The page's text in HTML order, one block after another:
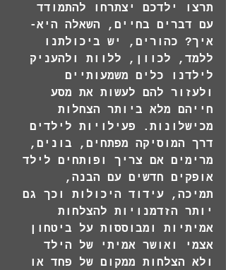
תרצו ילדכם יצתרחו להתמודד
עם דברים בחיים, השאלה היא-
איך? כהורים, יש ביכולתנו
ללמד, לכוון, ללוות ולהעניק
לילדנו כלים משמעותיים
ולעזור להם לעשות את מסע
חייהם מלא ביותר הצחלות
מכישלונות. פעילויות לילדים
דרך המוסיקה מפתחים, בונים,
מרימים אם צריך ופותחים לילד
אופקים חדשים עם הבנה,
תמיכה, עידוד היכולות וכך גם
יותר הזדמנויות להצלחות
אמיתיות ומבוססות על ביטחון
אצמי ואושר אמיתי של הילד
ולא הצלחות ממקום של פחד או